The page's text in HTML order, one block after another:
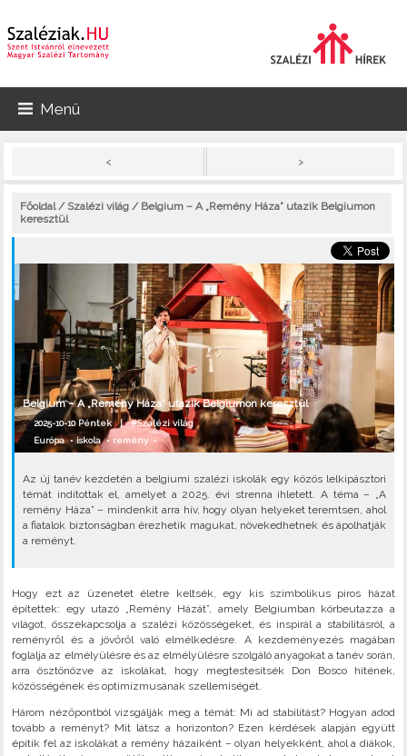
Menü
< >
Főoldal/ Szalézi világ / Belgium – A „Remény Háza” utazik Belgiumon
keresztül
Belgium – A „Remény Háza” utazik Belgiumon keresztül
2025-10-10 Péntek |#Szalézi világ
Európa•iskola• remény•
Az új tanév kezdetén a belgiumi szalézi iskolák egy közös lelkipásztori
témát indítottak el, amelyet a 2025. évi strenna ihletett. A téma – „A
remény Háza” – mindenkit arra hív, hogy olyan helyeket teremtsen, ahol
a fiatalok biztonságban érezhetik magukat, növekedhetnek és ápolhatják
a reményt.
Hogy ezt az üzenetet életre keltsék, egy kis szimbolikus piros házat
építettek: egy utazó „Remény Házát”, amely Belgiumban körbeutazza a
világot, összekapcsolja a szalézi közösségeket, és inspirál a stabilitásról, a
reményről és a jövőről való elmélkedésre. A kezdeményezés magában
foglalja az elmélyülésre és az elmélyülésre szolgáló anyagokat a tanév során,
arra ösztönözve az iskolákat, hogy megtestesítsék Don Bosco hitének,
közösségének és optimizmusának szellemiségét.
Három nézőpontból vizsgálják meg a témát: Mi ad stabilitást? Hogyan adod
tovább a reményt? Mit látsz a horizonton? Ezen kérdések alapján együtt
építik fel az iskolákat a remény házaiként – olyan helyekként, ahol a diákok,